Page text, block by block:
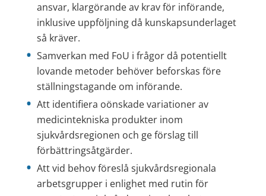
ansvar, klargörande av krav för införande,
inklusive uppföljning då kunskapsunderlaget
så kräver.
Samverkan med FoU i frågor då potentiellt
lovande metoder behöver beforskas före
ställningstagande om införande.
Att identifiera oönskade variationer av
medicintekniska produkter inom
sjukvårdsregionen och ge förslag till
förbättringsåtgärder.
Att vid behov föreslå sjukvårdsregionala
arbetsgrupper i enlighet med rutin för